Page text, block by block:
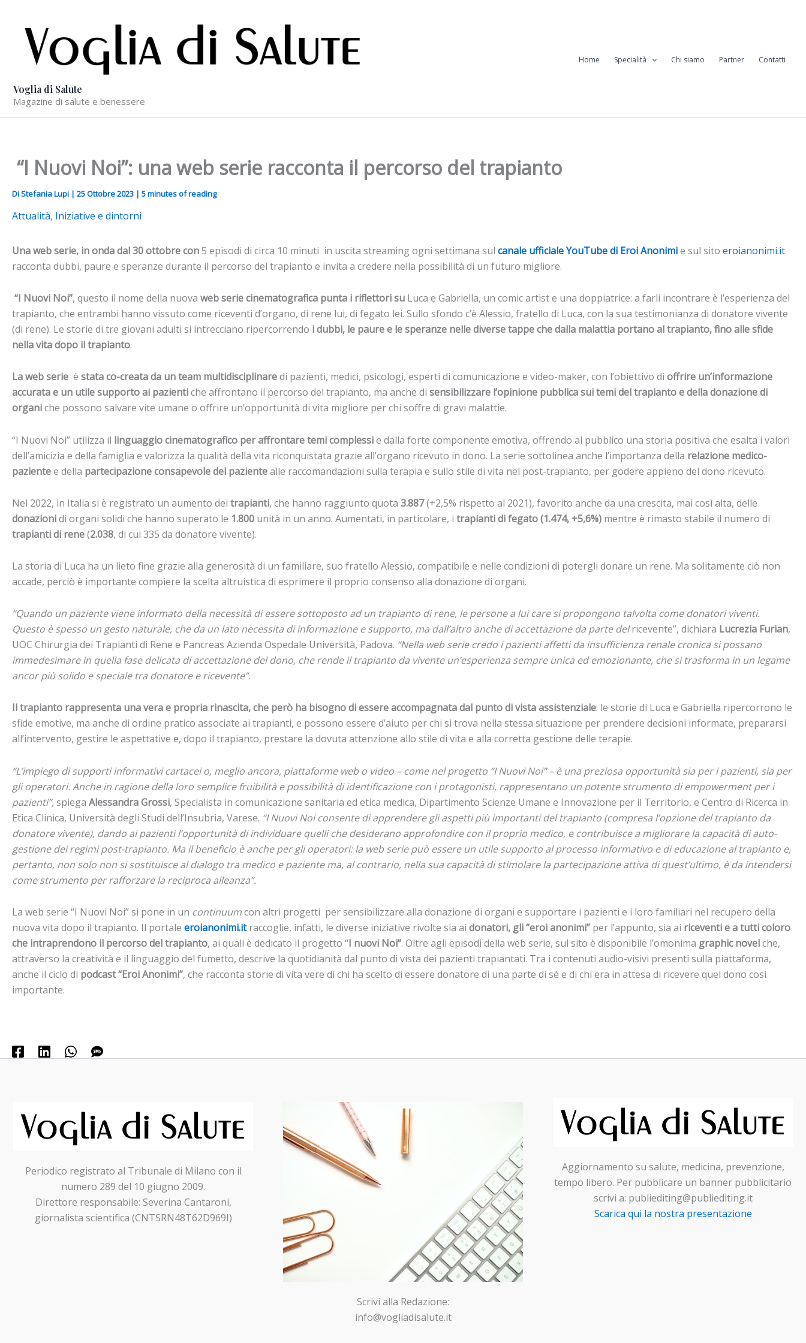
contenuto
Voglia di Salute
Magazine di salute e benessere
Home Specialità Chi siamo Partner Contatti
“I Nuovi Noi”: una web serie racconta il percorso del trapianto
DiStefania Lupi | 25 Ottobre 2023 | 5 minutes of reading
Attualità, Iniziative e dintorni
Una web serie, in onda dal 30 ottobre con5 episodi di circa 10 minuti in uscita streaming ogni settimana sul canale ufficiale YouTube di Eroi Anonimie sul sito eroianonimi.it.
racconta dubbi, paure e speranze durante il percorso del trapianto e invita a credere nella possibilità di un futuro migliore.
“I Nuovi Noi”, questo il nome della nuova web serie cinematografica punta i riflettori su Luca e Gabriella, un comic artist e una doppiatrice: a farli incontrare è l’esperienza del
trapianto, che entrambi hanno vissuto come riceventi d’organo, di rene lui, di fegato lei. Sullo sfondo c’è Alessio, fratello di Luca, con la sua testimonianza di donatore vivente
(di rene). Le storie di tre giovani adulti si intrecciano ripercorrendo i dubbi, le paure e le speranze nelle diverse tappe che dalla malattia portano al trapianto, fino alle sfide
nella vita dopo il trapianto.
La web serie è stata co-creata da un team multidisciplinaredi pazienti, medici, psicologi, esperti di comunicazione e video-maker, con l’obiettivo di offrire un’informazione
accurata e un utile supporto ai pazientiche affrontano il percorso del trapianto, ma anche di sensibilizzare l’opinione pubblica sui temi del trapianto e della donazione di
organiche possono salvare vite umane o offrire un’opportunità di vita migliore per chi soffre di gravi malattie.
“I Nuovi Noi” utilizza il linguaggio cinematografico per affrontare temi complessie dalla forte componente emotiva, offrendo al pubblico una storia positiva che esalta i valori
dell’amicizia e della famiglia e valorizza la qualità della vita riconquistata grazie all’organo ricevuto in dono. La serie sottolinea anche l’importanza della relazione medico-
pazientee della partecipazione consapevole del pazientealle raccomandazioni sulla terapia e sullo stile di vita nel post-trapianto, per godere appieno del dono ricevuto.
Nel 2022, in Italia si è registrato un aumento dei trapianti, che hanno raggiunto quota 3.887(+2,5% rispetto al 2021), favorito anche da una crescita, mai così alta, delle
donazionidi organi solidi che hanno superato le 1.800 unità in un anno. Aumentati, in particolare, i trapianti di fegato (1.474, +5,6%) mentre è rimasto stabile il numero di
trapianti di rene(2.038, di cui 335 da donatore vivente).
La storia di Luca ha un lieto fine grazie alla generosità di un familiare, suo fratello Alessio, compatibile e nelle condizioni di potergli donare un rene. Ma solitamente ciò non
accade, perciò è importante compiere la scelta altruistica di esprimere il proprio consenso alla donazione di organi.
“Quando un paziente viene informato della necessità di essere sottoposto ad un trapianto di rene, le persone a lui care si propongono talvolta come donatori viventi.
Questo è spesso un gesto naturale, che da un lato necessita di informazione e supporto, ma dall’altro anche di accettazione da parte delricevente”, dichiara Lucrezia Furian,
UOC Chirurgia dei Trapianti di Rene e Pancreas Azienda Ospedale Università, Padova. “Nella web serie credo i pazienti affetti da insufficienza renale cronica si possano
immedesimare in quella fase delicata di accettazione del dono, che rende il trapianto da vivente un’esperienza sempre unica ed emozionante, che si trasforma in un legame
ancor più solido e speciale tra donatore e ricevente”.
Il trapianto rappresenta una vera e propria rinascita, che però ha bisogno di essere accompagnata dal punto di vista assistenziale: le storie di Luca e Gabriella ripercorrono le
sfide emotive, ma anche di ordine pratico associate ai trapianti, e possono essere d’aiuto per chi si trova nella stessa situazione per prendere decisioni informate, prepararsi
all’intervento, gestire le aspettative e, dopo il trapianto, prestare la dovuta attenzione allo stile di vita e alla corretta gestione delle terapie.
“L’impiego di supporti informativi cartacei o, meglio ancora, piattaforme web o video – come nel progetto “I Nuovi Noi” – è una preziosa opportunità sia per i pazienti, sia per
gli operatori. Anche in ragione della loro semplice fruibilità e possibilità di identificazione con i protagonisti, rappresentano un potente strumento di empowerment per i
pazienti”,spiega Alessandra Grossi, Specialista in comunicazione sanitaria ed etica medica, Dipartimento Scienze Umane e Innovazione per il Territorio, e Centro di Ricerca in
Etica Clinica, Università degli Studi dell’Insubria, Varese. “I Nuovi Noi consente di apprendere gli aspetti più importanti del trapianto (compresa l’opzione del trapianto da
donatore vivente), dando ai pazienti l’opportunità di individuare quelli che desiderano approfondire con il proprio medico, e contribuisce a migliorare la capacità di auto-
gestione dei regimi post-trapianto. Ma il beneficio è anche per gli operatori: la web serie può essere un utile supporto al processo informativo e di educazione al trapianto e,
pertanto, non solo non si sostituisce al dialogo tra medico e paziente ma, al contrario, nella sua capacità di stimolare la partecipazione attiva di quest’ultimo, è da intendersi
come strumento per rafforzare la reciproca alleanza”.
La web serie “I Nuovi Noi” si pone in un continuumcon altri progetti per sensibilizzare alla donazione di organi e supportare i pazienti e i loro familiari nel recupero della
nuova vita dopo il trapianto. Il portale eroianonimi.itraccoglie, infatti, le diverse iniziative rivolte sia ai donatori, gli “eroi anonimi” per l’appunto, sia ai riceventi e a tutti coloro
che intraprendono il percorso del trapianto, ai quali è dedicato il progetto “I nuovi Noi”. Oltre agli episodi della web serie, sul sito è disponibile l’omonima graphic novelche,
attraverso la creatività e il linguaggio del fumetto, descrive la quotidianità dal punto di vista dei pazienti trapiantati. Tra i contenuti audio-visivi presenti sulla piattaforma,
anche il ciclo di podcast “Eroi Anonimi”, che racconta storie di vita vere di chi ha scelto di essere donatore di una parte di sé e di chi era in attesa di ricevere quel dono così
importante.
Periodico registrato al Tribunale di Milano con il
numero 289 del 10 giugno 2009.
Direttore responsabile: Severina Cantaroni,
giornalista scientifica (CNTSRN48T62D969I)
Scrivi alla Redazione:
info@vogliadisalute.it
Aggiornamento su salute, medicina, prevenzione,
tempo libero. Per pubblicare un banner pubblicitario
scrivi a: publiediting@publiediting.it
Scarica qui la nostra presentazione